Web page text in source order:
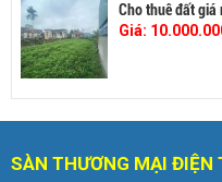
Cho thuê đất giá
Giá:
SÀN THƯƠNG MẠI ĐIỆN